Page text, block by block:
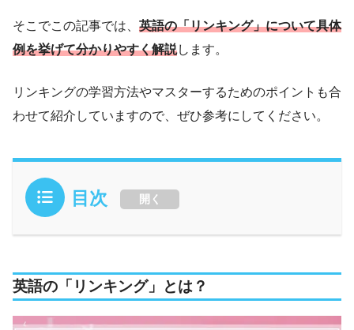
そこでこの記事では、 英語の「リンキング」について具体
例を挙げて分かりやすく解説します。
リンキングの学習方法やマスターするためのポイントも合
わせて紹介していますので、ぜひ参考にしてください。
目次 開く
英語の「リンキング」とは？